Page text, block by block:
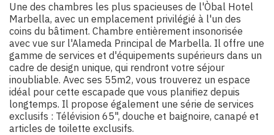
Une des chambres les plus spacieuses de l'Òbal Hotel
Marbella, avec un emplacement privilégié à l'un des
coins du bâtiment. Chambre entièrement insonorisée
avec vue sur l'Alameda Principal de Marbella. Il offre une
gamme de services et d'équipements supérieurs dans un
cadre de design unique, qui rendront votre séjour
inoubliable. Avec ses 55m2, vous trouverez un espace
idéal pour cette escapade que vous planifiez depuis
longtemps. Il propose également une série de services
exclusifs : Télévision 65", douche et baignoire, canapé et
articles de toilette exclusifs.